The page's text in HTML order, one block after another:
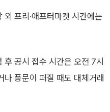
프리·애프터마켓 시간에는
공시 접수 시간은 오전 7시
풍문이 퍼질 때도 대체거래